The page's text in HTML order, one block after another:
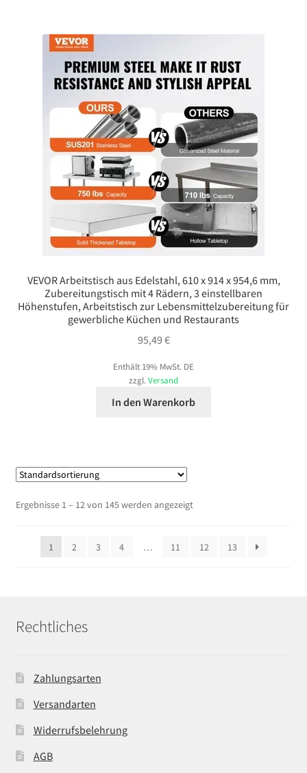
VEVOR Arbeitstisch aus Edelstahl, 610 x 914 x 954,6 mm,
Zubereitungstisch mit 4 Rädern, 3 einstellbaren
Höhenstufen, Arbeitstisch zur Lebensmittelzubereitung für
gewerbliche Küchen und Restaurants
95,49 €
Enthält 19% MwSt. DE
zzgl.Versand
In den Warenkorb
Ergebnisse 1 – 12 von 145 werden angezeigt
1 2 3 4 … 11 12 13
Rechtliches
Zahlungsarten
Versandarten
Widerrufsbelehrung
AGB